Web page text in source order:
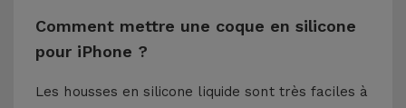
Comment mettre une coque en silicone
pour iPhone ?
Les housses en silicone liquide sont très faciles à